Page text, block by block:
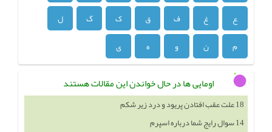
ع
غ ف ق ک گ
ل
م
ن و ه ی
اومایی ها در حال خواندن این مقالات هستند
18 علت عقب افتادن پریود و درد زیر شکم
14 سوال رایج شما درباره اسپرم